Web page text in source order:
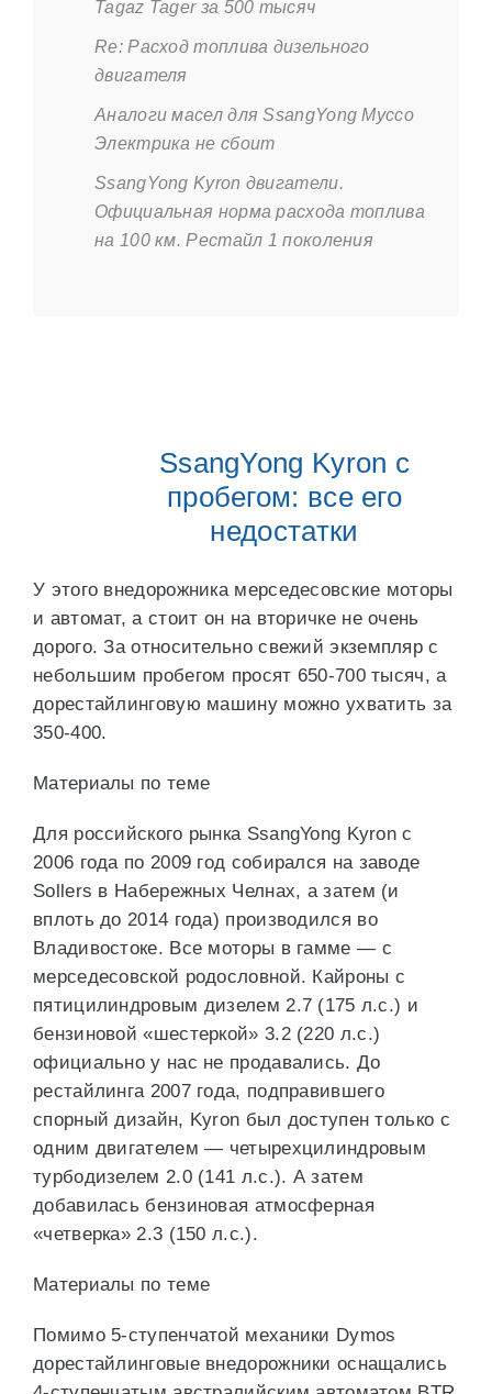
Tagaz Tager за 500 тысяч
Re: Расход топлива дизельного
двигателя
Аналоги масел для SsangYong Муссо
Электрика не сбоит
SsangYong Kyron двигатели.
Официальная норма расхода топлива
на 100 км. Рестайл 1 поколения
SsangYong Kyron с
пробегом: все его
недостатки
У этого внедорожника мерседесовские моторы
и автомат, а стоит он на вторичке не очень
дорого. За относительно свежий экземпляр с
небольшим пробегом просят 650-700 тысяч, а
дорестайлинговую машину можно ухватить за
350-400.
Материалы по теме
Для российского рынка SsangYong Kyron с
2006 года по 2009 год собирался на заводе
Sollers в Набережных Челнах, а затем (и
вплоть до 2014 года) производился во
Владивостоке. Все моторы в гамме — с
мерседесовской родословной. Кайроны с
пятицилиндровым дизелем 2.7 (175 л.с.) и
бензиновой «шестеркой» 3.2 (220 л.с.)
официально у нас не продавались. До
рестайлинга 2007 года, подправившего
спорный дизайн, Kyron был доступен только с
одним двигателем — четырехцилиндровым
турбодизелем 2.0 (141 л.с.). А затем
добавилась бензиновая атмосферная
«четверка» 2.3 (150 л.с.).
Материалы по теме
Помимо 5-ступенчатой механики Dymos
дорестайлинговые внедорожники оснащались